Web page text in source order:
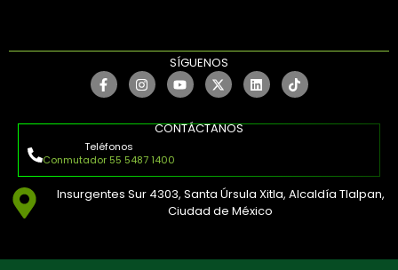
SÍGUENOS
CONTÁCTANOS
Teléfonos
Conmutador 55 5487 1400
Insurgentes Sur 4303, Santa Úrsula Xitla, Alcaldía Tlalpan,
Ciudad de México